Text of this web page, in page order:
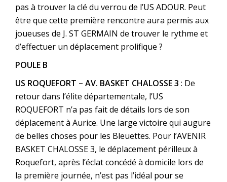
pas à trouver la clé du verrou de l’US ADOUR. Peut
être que cette première rencontre aura permis aux
joueuses de J. ST GERMAIN de trouver le rythme et
d’effectuer un déplacement prolifique ?
POULE B
US ROQUEFORT – AV. BASKET CHALOSSE 3 : De
retour dans l’élite départementale, l’US
ROQUEFORT n’a pas fait de détails lors de son
déplacement à Aurice. Une large victoire qui augure
de belles choses pour les Bleuettes. Pour l’AVENIR
BASKET CHALOSSE 3, le déplacement périlleux à
Roquefort, après l’éclat concédé à domicile lors de
la première journée, n’est pas l’idéal pour se